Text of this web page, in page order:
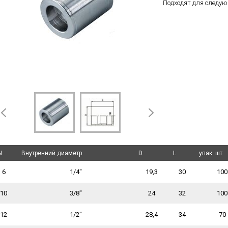
Подходят для
Внутренний диаметр D L упак. шт
6 1/4" 19,3 30 100
10 3/8" 24 32 100
12 1/2" 28,4 34 70
Внутренний диаметр D L упак. шт